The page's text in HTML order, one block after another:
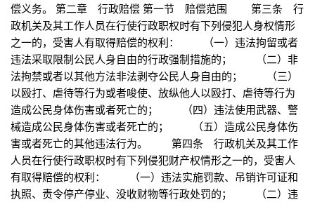
偿义务。 第二章 行政赔偿 第一节 赔偿范围 第三条 行
政机关及其工作人员在行使行政职权时有下列侵犯人身权情形
之一的，受害人有取得赔偿的权利： （一）违法拘留或者
违法采取限制公民人身自由的行政强制措施的； （二）非
法拘禁或者以其他方法非法剥夺公民人身自由的； （三）
以殴打、虐待等行为或者唆使、放纵他人以殴打、虐待等行为
造成公民身体伤害或者死亡的； （四）违法使用武器、警
械造成公民身体伤害或者死亡的； （五）造成公民身体伤
害或者死亡的其他违法行为。 第四条 行政机关及其工作
人员在行使行政职权时有下列侵犯财产权情形之一的，受害人
有取得赔偿的权利： （一）违法实施罚款、吊销许可证和
执照、责令停产停业、没收财物等行政处罚的； （二）违